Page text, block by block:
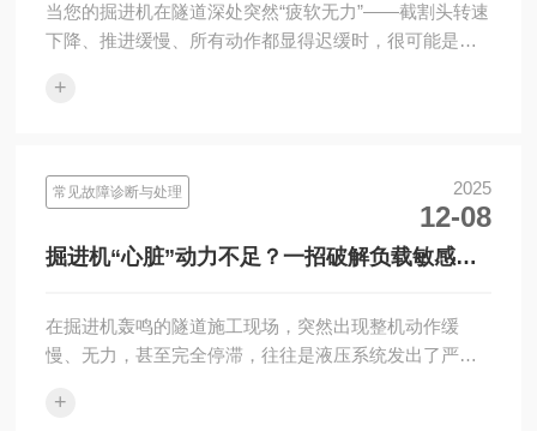
当您的掘进机在隧道深处突然“疲软无力”——截割头转速
下降、推进缓慢、所有动作都显得迟缓时，很可能是液
不仅会严···
+
常见故障诊断与处理 2025
12-08
掘进机“心脏”动力不足？一招破解负载敏感泵
在掘进机轰鸣的隧道施工现场，突然出现整机动作缓
慢、无力，甚至完全停滞，往往是液压系统发出了严重
现“不建压”的···
+